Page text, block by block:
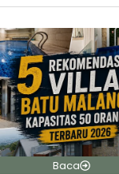
Baca